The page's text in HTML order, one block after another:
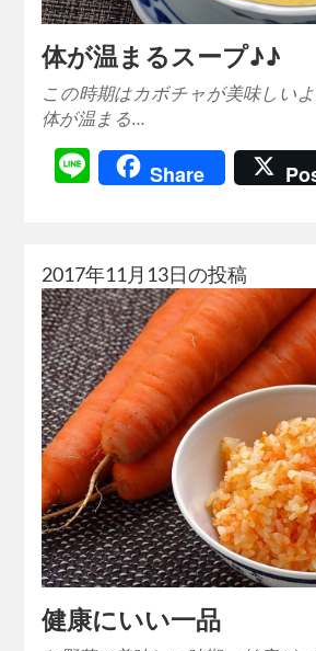
体が温まるスープ♪♪
この時期はカボチャが美味しいよ
体が温まる…
LineShare
2017年11月13日の投稿
健康にいい一品